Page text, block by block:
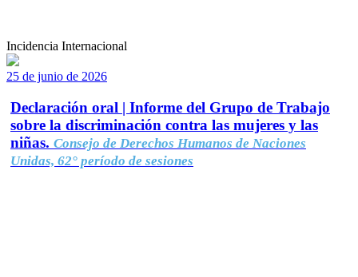
Incidencia Internacional
25 de junio de 2026
Declaración oral | Informe del Grupo de Trabajo
sobre la discriminación contra las mujeres y las
niñas. Consejo de Derechos Humanos de Naciones
Unidas, 62° período de sesiones